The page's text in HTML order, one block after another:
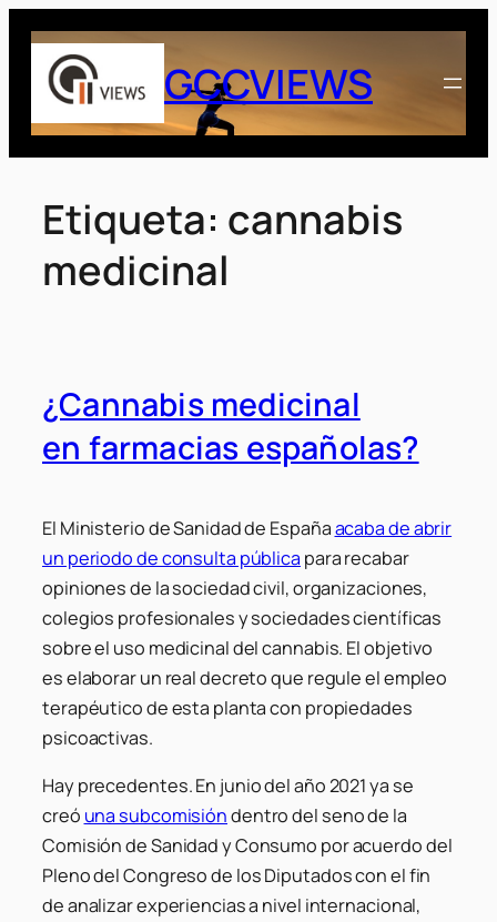
Saltar
contenido
GCCVIEWS
Etiqueta: cannabis
medicinal
¿Cannabis medicinal
en farmacias españolas?
El Ministerio de Sanidad de Españaacaba de abrir
un periodo de consulta pública para recabar
opiniones de la sociedad civil, organizaciones,
colegios profesionales y sociedades científicas
sobre el uso medicinal del cannabis. El objetivo
es elaborar un real decreto que regule el empleo
terapéutico de esta planta con propiedades
psicoactivas.
Hay precedentes. En junio del año 2021 ya se
creó una subcomisióndentro del seno de la
Comisión de Sanidad y Consumo por acuerdo del
Pleno del Congreso de los Diputados con el fin
de analizar experiencias a nivel internacional,